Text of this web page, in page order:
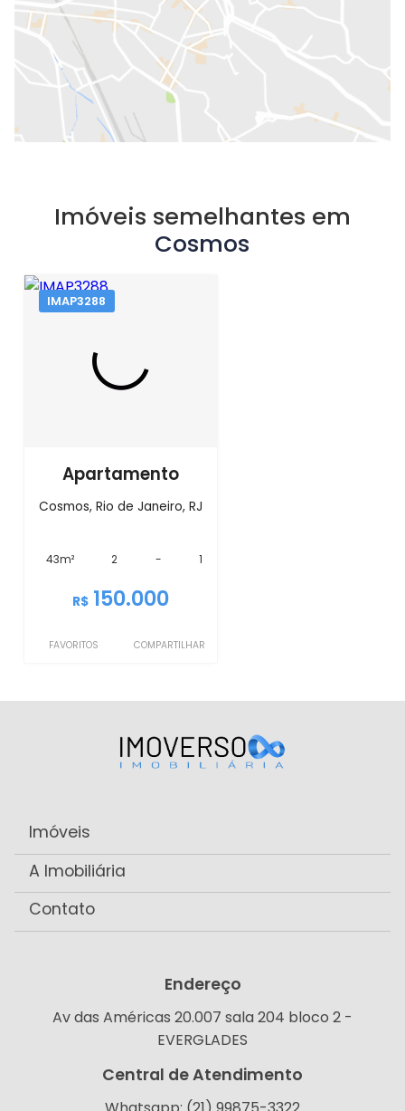
Imóveis semelhantes em
Cosmos
IMAP3288
Apartamento
Cosmos, Rio de Janeiro, RJ
43m² 2 - 1
R$ 150.000
FAVORITOS COMPARTILHAR
Imóveis
A Imobiliária
Contato
Endereço
Av das Américas 20.007 sala 204 bloco 2 -
EVERGLADES
Central de Atendimento